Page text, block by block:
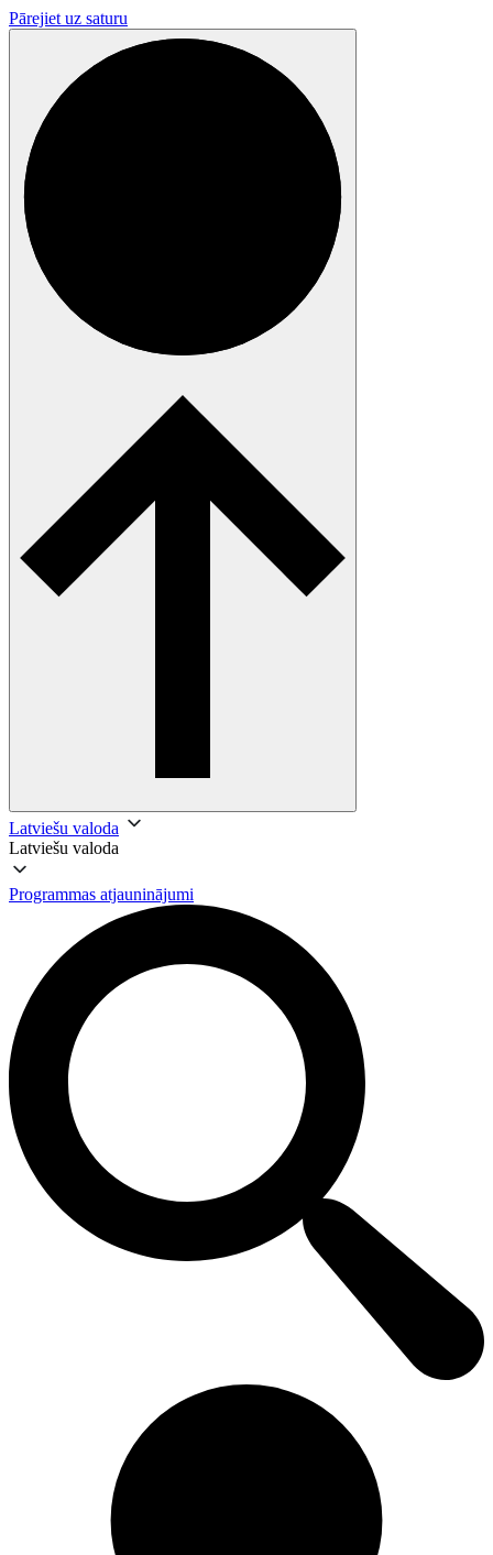
Pārejiet uz saturu
Latviešu valoda
Latviešu valoda
Programmas atjauninājumi